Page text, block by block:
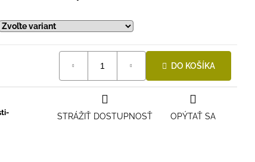
DO KOŠÍKA
OPÝTAŤ SA
STRÁŽIŤ DOSTUPNOSŤ